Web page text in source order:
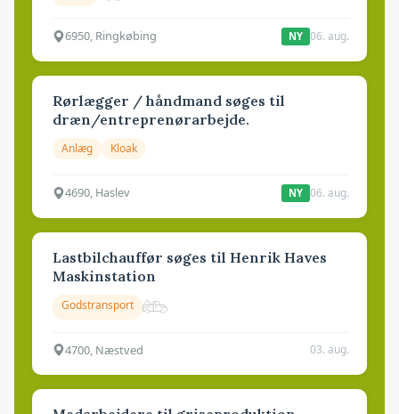
6950, Ringkøbing NY 06. aug.
Rørlægger / håndmand søges til
dræn/entreprenørarbejde.
Anlæg Kloak
4690, Haslev NY 06. aug.
Lastbilchauffør søges til Henrik Haves
Maskinstation
Godstransport
4700, Næstved 03. aug.